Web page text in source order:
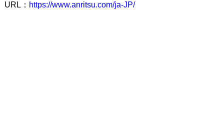
URL： https://www.anritsu.com/ja-JP/